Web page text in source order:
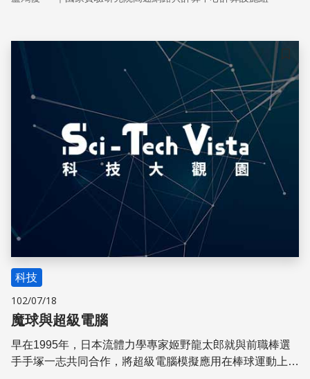
類的醫療問題。
儲存
科技
102/07/18
魔球與超級電腦
早在1995年，日本流體力學專家姬野龍太郎就與前職棒選
手手塚一志共同合作，將超級電腦模擬應用在棒球運動上，